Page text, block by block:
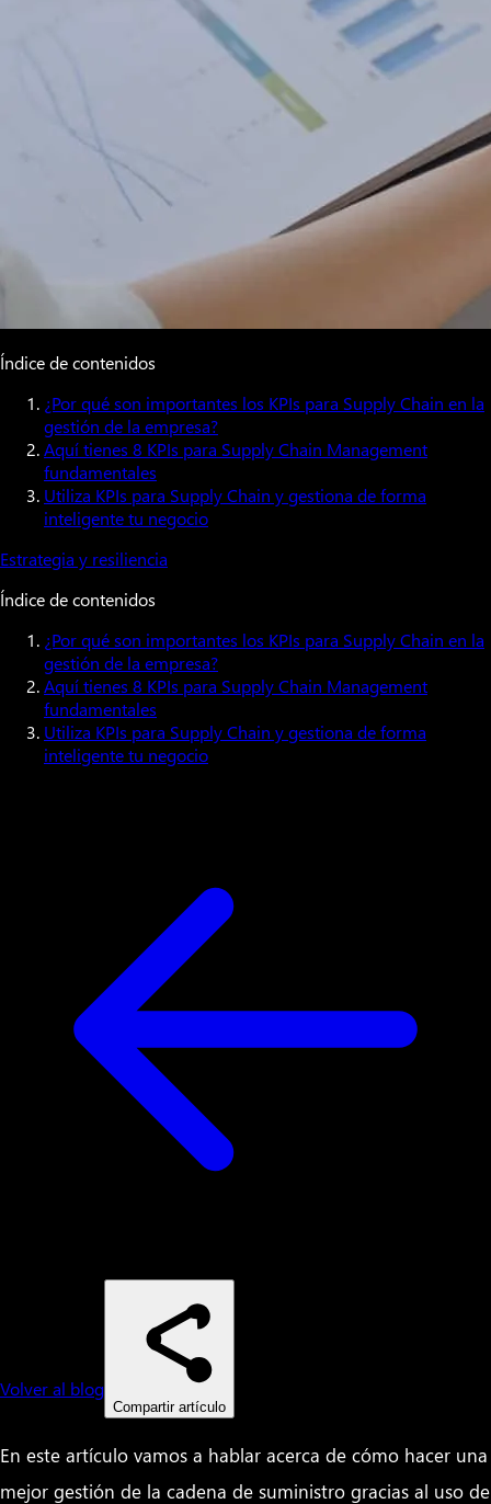
Índice de contenidos
¿Por qué son importantes los KPIs para Supply Chain en la
gestión de la empresa?
Aquí tienes 8 KPIs para Supply Chain Management
fundamentales
Utiliza KPIs para Supply Chain y gestiona de forma
inteligente tu negocio
Estrategia y resiliencia
Índice de contenidos
¿Por qué son importantes los KPIs para Supply Chain en la
gestión de la empresa?
Aquí tienes 8 KPIs para Supply Chain Management
fundamentales
Utiliza KPIs para Supply Chain y gestiona de forma
inteligente tu negocio
Volver al blog
Compartir artículo
En este artículo vamos a hablar acerca de cómo hacer una
mejor gestión de la cadena de suministro gracias al uso de